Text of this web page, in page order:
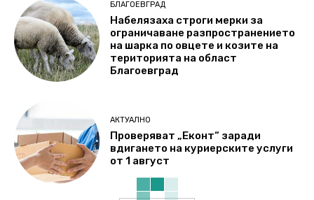
БЛАГОЕВГРАД
Набелязаха строги мерки за
ограничаване разпространението
на шарка по овцете и козите на
територията на област
Благоевград
АКТУАЛНО
Проверяват „Еконт“ заради
вдигането на куриерските услуги
от 1 август